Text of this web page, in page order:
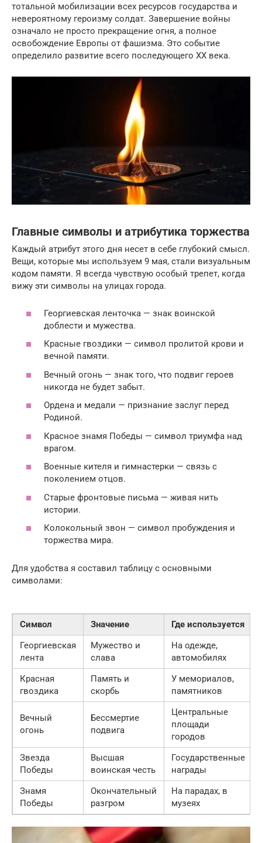
тотальной мобилизации всех ресурсов государства и
невероятному героизму солдат. Завершение войны
означало не просто прекращение огня, а полное
освобождение Европы от фашизма. Это событие
определило развитие всего последующего XX века.
Главные символы и атрибутика торжества
Каждый атрибут этого дня несет в себе глубокий смысл.
Вещи, которые мы используем 9 мая, стали визуальным
кодом памяти. Я всегда чувствую особый трепет, когда
вижу эти символы на улицах города.
Георгиевская ленточка — знак воинской
доблести и мужества.
Красные гвоздики — символ пролитой крови и
вечной памяти.
Вечный огонь — знак того, что подвиг героев
никогда не будет забыт.
Ордена и медали — признание заслуг перед
Родиной.
Красное знамя Победы — символ триумфа над
врагом.
Военные кителя и гимнастерки — связь с
поколением отцов.
Старые фронтовые письма — живая нить
истории.
Колокольный звон — символ пробуждения и
торжества мира.
Для удобства я составил таблицу с основными
символами:
Символ Значение
Где используется
Георгиевская
лента
Мужество и
слава
На одежде,
автомобилях
Красная
гвоздика
Память и
скорбь
У мемориалов,
памятников
Вечный
огонь
Бессмертие
подвига
Центральные
площади
городов
Звезда
Победы
Высшая
воинская честь
Государственные
награды
Знамя
Победы
Окончательный
разгром
На парадах, в
музеях